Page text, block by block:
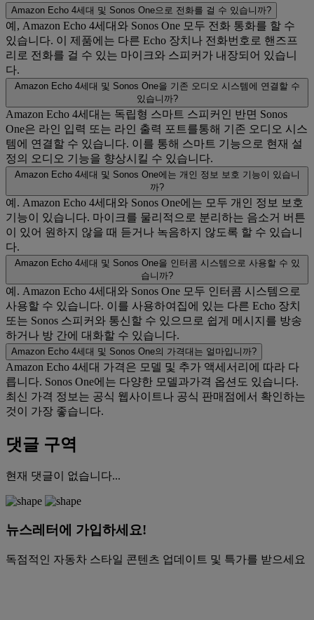
Amazon Echo 4세대 및 Sonos One으로 전화를 걸 수 있습니까?
예, Amazon Echo 4세대와 Sonos One 모두 전화 통화를 할 수
있습니다. 이 제품에는 다른 Echo 장치나 전화번호로 핸즈프
리로 전화를 걸 수 있는 마이크와 스피커가 내장되어 있습니
다.
Amazon Echo 4세대 및 Sonos One을 기존 오디오 시스템에 연결할 수
있습니까?
Amazon Echo 4세대는 독립형 스마트 스피커인 반면 Sonos
One은 라인 입력 또는 라인 출력 포트를통해 기존 오디오 시스
템에 연결할 수 있습니다. 이를 통해 스마트 기능으로 현재 설
정의 오디오 기능을 향상시킬 수 있습니다.
Amazon Echo 4세대 및 Sonos One에는 개인 정보 보호 기능이 있습니
까?
예. Amazon Echo 4세대와 Sonos One에는 모두 개인 정보 보호
기능이 있습니다. 마이크를 물리적으로 분리하는 음소거 버튼
이 있어 원하지 않을 때 듣거나 녹음하지 않도록 할 수 있습니
다.
Amazon Echo 4세대 및 Sonos One을 인터콤 시스템으로 사용할 수 있
습니까?
예. Amazon Echo 4세대와 Sonos One 모두 인터콤 시스템으로
사용할 수 있습니다. 이를 사용하여집에 있는 다른 Echo 장치
또는 Sonos 스피커와 통신할 수 있으므로 쉽게 메시지를 방송
하거나 방 간에 대화할 수 있습니다.
Amazon Echo 4세대 및 Sonos One의 가격대는 얼마입니까?
Amazon Echo 4세대 가격은 모델 및 추가 액세서리에 따라 다
릅니다. Sonos One에는 다양한 모델과가격 옵션도 있습니다.
최신 가격 정보는 공식 웹사이트나 공식 판매점에서 확인하는
것이 가장 좋습니다.
댓글 구역
현재 댓글이 없습니다...
뉴스레터에 가입하세요!
독점적인 자동차 스타일 콘텐츠 업데이트 및 특가를 받으세요